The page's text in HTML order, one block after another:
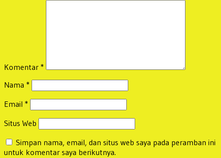
Komentar *
Nama *
Email *
Situs Web
Simpan nama, email, dan situs web saya pada peramban ini
untuk komentar saya berikutnya.